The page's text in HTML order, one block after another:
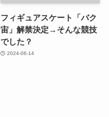
フィギュアスケート「バク
宙」解禁決定→そんな競技
でした？
2024-06-14